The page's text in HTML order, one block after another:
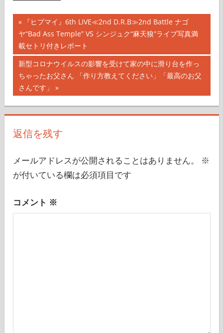
投
稿
ナ
ビ
ゲ
ー
シ
ョ
ン
前
の
記
事:
『ヒプマイ』6th LIVE≪2nd D.R.B≫2nd Battle ナゴ
ヤ“Bad Ass Temple” VS シンジュク“麻天狼”ライブ写真満
載セトリ付きレポート
次
の
記
事:
新型コロナウイルスの影響を受けて家の中に滑り台を作っ
ちゃったお父さん 「作り方教えてください」「最高のお父
さんです」
返信を残す
メールアドレスが公開されることはありません。
※
が付いている欄は必須項目です
コメント ※